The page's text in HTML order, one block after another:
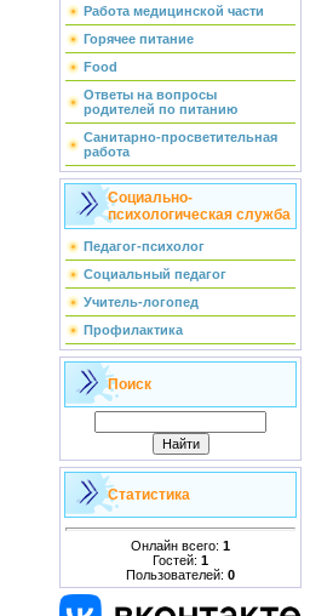
Работа медицинской части
Горячее питание
Food
Ответы на вопросы
родителей по питанию
Санитарно-просветительная
работа
Социально-
психологическая служба
Педагог-психолог
Социальный педагог
Учитель-логопед
Профилактика
Поиск
Статистика
Онлайн всего: 1
Гостей: 1
Пользователей: 0